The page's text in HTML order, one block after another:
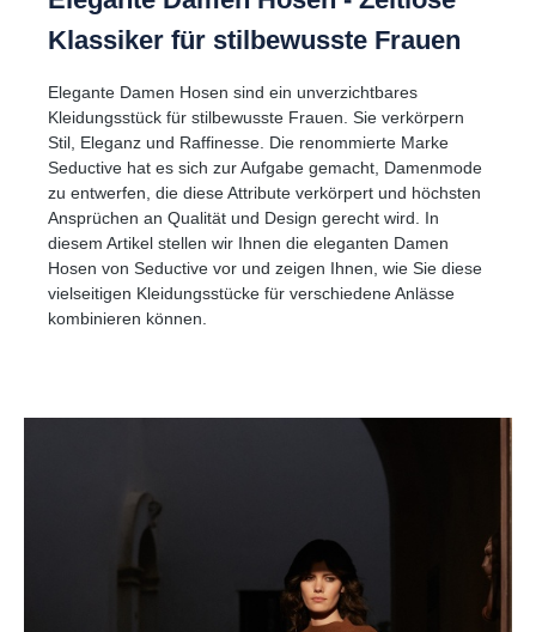
Klassiker für stilbewusste Frauen
Elegante Damen Hosen sind ein unverzichtbares
Kleidungsstück für stilbewusste Frauen. Sie verkörpern
Stil, Eleganz und Raffinesse. Die renommierte Marke
Seductive hat es sich zur Aufgabe gemacht, Damenmode
zu entwerfen, die diese Attribute verkörpert und höchsten
Ansprüchen an Qualität und Design gerecht wird. In
diesem Artikel stellen wir Ihnen die eleganten Damen
Hosen von Seductive vor und zeigen Ihnen, wie Sie diese
vielseitigen Kleidungsstücke für verschiedene Anlässe
kombinieren können.